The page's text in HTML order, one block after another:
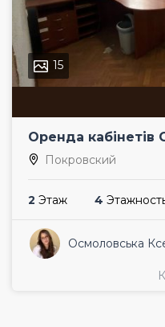
15
Оренда кабінетів
Покровский
2 Этаж 4
Осмоловська